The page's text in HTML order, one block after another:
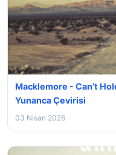
Macklemore - Can’t
Yunanca Çevirisi
03 Nisan 2026